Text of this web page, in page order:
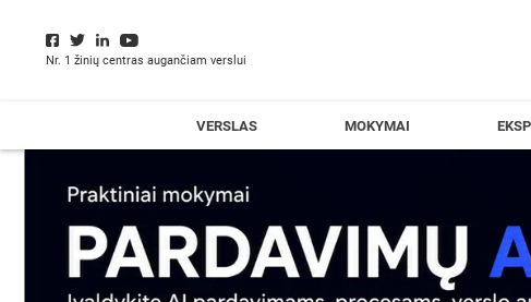
Nr. 1 žinių centras augančiam verslui
VERSLAS MOKYMAI